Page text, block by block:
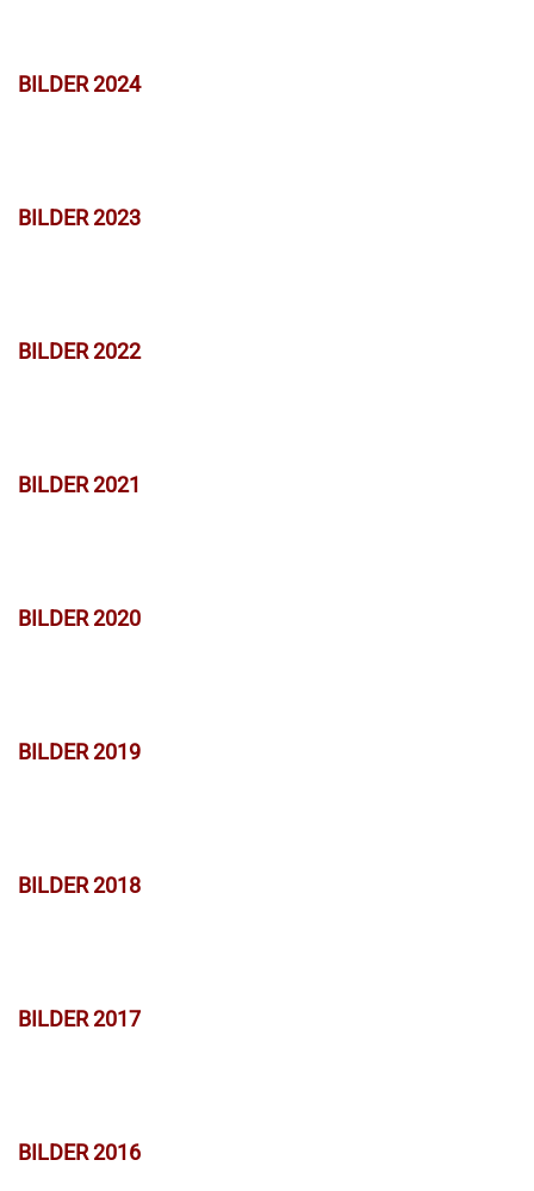
BILDER 2024
BILDER 2023
BILDER 2022
BILDER 2021
BILDER 2020
BILDER 2019
BILDER 2018
BILDER 2017
BILDER 2016